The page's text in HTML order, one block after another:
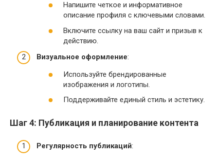
Напишите четкое и информативное
описание профиля с ключевыми словами.
Включите ссылку на ваш сайт и призыв к
действию.
Визуальное оформление:
Используйте брендированные
изображения и логотипы.
Поддерживайте единый стиль и эстетику.
Шаг 4: Публикация и планирование контента
Регулярность публикаций: